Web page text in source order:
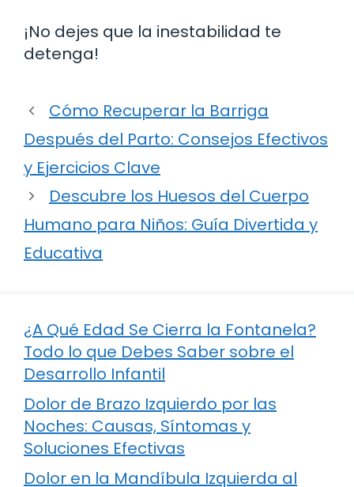
¡No dejes que la inestabilidad te
detenga!
Cómo Recuperar la Barriga
Después del Parto: Consejos Efectivos
y Ejercicios Clave
Descubre los Huesos del Cuerpo
Humano para Niños: Guía Divertida y
Educativa
¿A Qué Edad Se Cierra la Fontanela?
Todo lo que Debes Saber sobre el
Desarrollo Infantil
Dolor de Brazo Izquierdo por las
Noches: Causas, Síntomas y
Soluciones Efectivas
Dolor en la Mandíbula Izquierda al